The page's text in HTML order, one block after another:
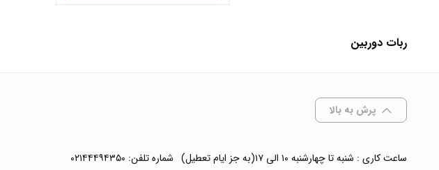
ربات دوربین
پرش به بالا
ساعت کاری : شنبه تا چهارشنبه ۱۰ الی ۱۷(به جز ایام تعطیل) شماره تلفن: ۰۲۱۴۴۴۹۴۳۵۰